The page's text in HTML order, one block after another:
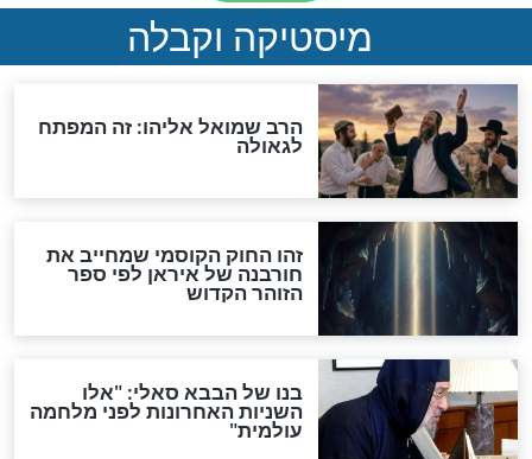
"לפני הגאולה תהיה אפיקורסות
והכחשה גדולה מאוד של
האמונה"
האם לאחר בוא המשיח יהיה
אפשר לחזור בתשובה?
לכל המאמרים